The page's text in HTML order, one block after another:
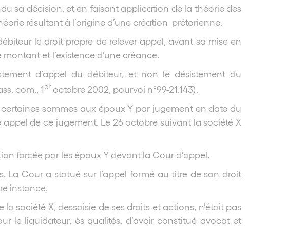
sa décision, et en faisant application de la théorie des
résultant à l’origine d’une création prétorienne.
le droit propre de relever appel, avant sa mise en
et l’existence d’une créance.
d’appel du débiteur, et non le désistement du
com., 1er octobre 2002, pourvoi n°99-21.143).
sommes aux époux Y par jugement en date du
appel de ce jugement. Le 26 octobre suivant la société X
forcée par les époux Y devant la Cour d’appel.
La Cour a statué sur l’appel formé au titre de son droit
instance.
société X, dessaisie de ses droits et actions, n’était pas
le liquidateur, ès qualités, d’avoir constitué avocat et